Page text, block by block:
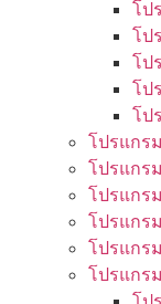
โป
โป
โป
โป
โป
โปรแกร
โปรแกร
โปรแกร
โปรแกร
โปรแกร
โปรแกร